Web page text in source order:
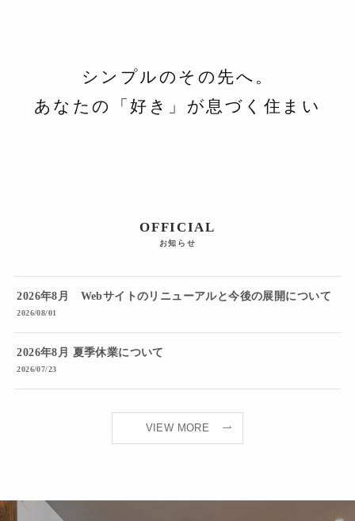
シンプルのその先へ。
あなたの「好き」が息づく住まい
OFFICIAL
お知らせ
2026/08/01
2026年8月 Webサイトのリニューアルと今後の展開について
2026/07/23
2026年8月 夏季休業について
VIEW MORE